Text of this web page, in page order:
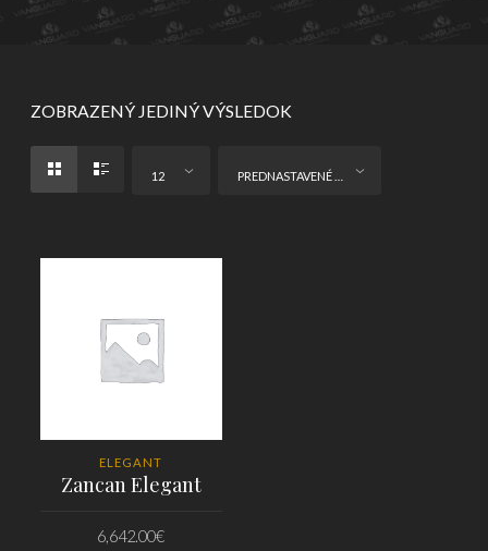
ZOBRAZENÝ JEDINÝ VÝSLEDOK
12
ELEGANT
Zancan Elegant
6,642.00€